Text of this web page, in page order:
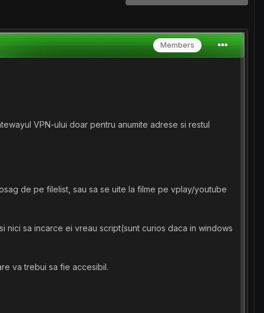
Members
VPN-ului doar pentru anumite adrese si restul
de pe filelist, sau sa se uite la filme pe vplay/youtube
nici sa incarce ei vreau script(sunt curios daca in windows
va trebui sa fie accesibil.